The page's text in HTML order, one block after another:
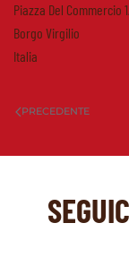
Piazza Del Commercio
Borgo Virgilio
Italia
PRECEDENTE